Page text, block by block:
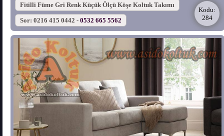
Fitilli Füme Gri Renk Küçük Ölçü Köşe Koltuk Takımı
Kodu:
284
Sor: 0216 415 0442 - 0532 665 5562